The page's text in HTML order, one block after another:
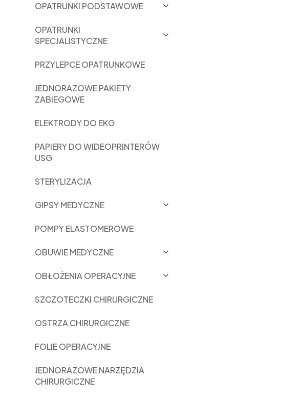
OPATRUNKI PODSTAWOWE
OPATRUNKI
SPECJALISTYCZNE
PRZYLEPCE OPATRUNKOWE
JEDNORAZOWE PAKIETY
ZABIEGOWE
ELEKTRODY DO EKG
PAPIERY DO WIDEOPRINTERÓW
USG
STERYLIZACJA
GIPSY MEDYCZNE
POMPY ELASTOMEROWE
OBUWIE MEDYCZNE
OBŁOŻENIA OPERACYJNE
SZCZOTECZKI CHIRURGICZNE
OSTRZA CHIRURGICZNE
FOLIE OPERACYJNE
JEDNORAZOWE NARZĘDZIA
CHIRURGICZNE